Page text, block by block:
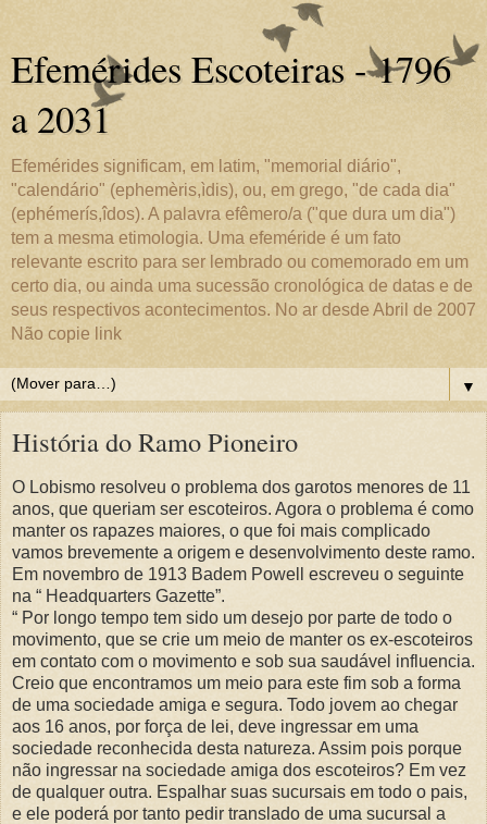
Efemérides Escoteiras - 1796
a 2031
Efemérides significam, em latim, "memorial diário",
"calendário" (ephemèris,ìdis), ou, em grego, "de cada dia"
(ephémerís,îdos). A palavra efêmero/a ("que dura um dia")
tem a mesma etimologia. Uma efeméride é um fato
relevante escrito para ser lembrado ou comemorado em um
certo dia, ou ainda uma sucessão cronológica de datas e de
seus respectivos acontecimentos. No ar desde Abril de 2007
Não copie link
▼
História do Ramo Pioneiro
O Lobismo resolveu o problema dos garotos menores de 11
anos, que queriam ser escoteiros. Agora o problema é como
manter os rapazes maiores, o que foi mais complicado
vamos brevemente a origem e desenvolvimento deste ramo.
Em novembro de 1913 Badem Powell escreveu o seguinte
na “ Headquarters Gazette”.
“ Por longo tempo tem sido um desejo por parte de todo o
movimento, que se crie um meio de manter os ex-escoteiros
em contato com o movimento e sob sua saudável influencia.
Creio que encontramos um meio para este fim sob a forma
de uma sociedade amiga e segura. Todo jovem ao chegar
aos 16 anos, por força de lei, deve ingressar em uma
sociedade reconhecida desta natureza. Assim pois porque
não ingressar na sociedade amiga dos escoteiros? Em vez
de qualquer outra. Espalhar suas sucursais em todo o pais,
e ele poderá por tanto pedir translado de uma sucursal a